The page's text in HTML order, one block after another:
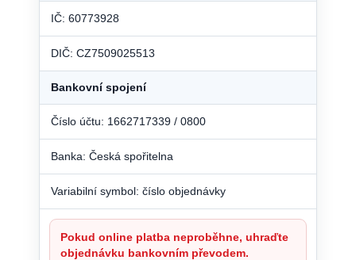
IČ: 60773928
DIČ: CZ7509025513
Bankovní spojení
Číslo účtu: 1662717339 / 0800
Banka: Česká spořitelna
Variabilní symbol: číslo objednávky
Pokud online platba neproběhne, uhraďte
objednávku bankovním převodem.